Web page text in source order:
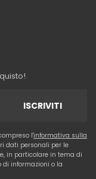
ISCRIVITI
l'informativa sulla
dati personali per le
in particolare in tema di
di informazioni o la